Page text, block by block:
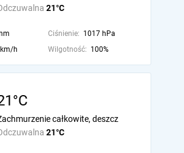
21°C
Ciśnienie: 1017 hPa
h Wilgotność: 100%
21°C
całkowite, deszcz